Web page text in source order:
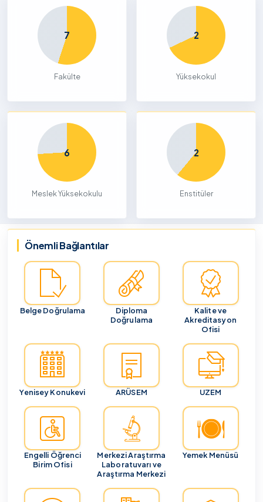
7
Fakülte
2
Yüksekokul
6
Meslek Yüksekokulu
2
Enstitüler
Önemli Bağlantılar
Belge Doğrulama
Diploma
Doğrulama
Kalite ve
Akreditasyon
Ofisi
Yenisey Konukevi ARÜSEM UZEM
Engelli Öğrenci
Birim Ofisi
Merkezi Araştırma
Laboratuvarı ve
Araştırma Merkezi
Yemek Menüsü